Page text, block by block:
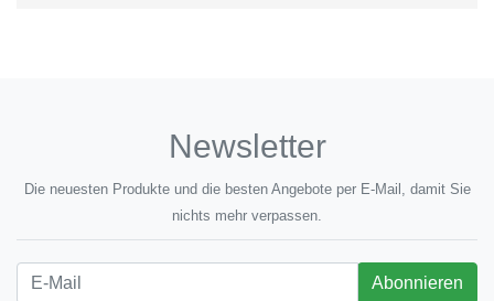
Newsletter
Die neuesten Produkte und die besten Angebote per E-Mail, damit Sie
nichts mehr verpassen.
Newsletter
Abonnieren